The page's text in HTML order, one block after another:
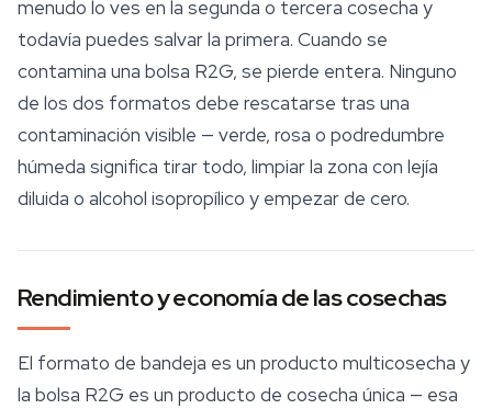
menudo lo ves en la segunda o tercera cosecha y
todavía puedes salvar la primera. Cuando se
contamina una bolsa R2G, se pierde entera. Ninguno
de los dos formatos debe rescatarse tras una
contaminación visible — verde, rosa o podredumbre
húmeda significa tirar todo, limpiar la zona con lejía
diluida o alcohol isopropílico y empezar de cero.
Rendimiento y economía de las cosechas
El formato de bandeja es un producto multicosecha y
la bolsa R2G es un producto de cosecha única — esa